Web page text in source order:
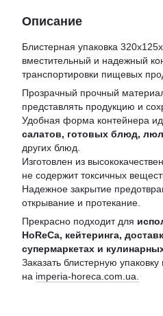
Описание
Блистерная упаковка
вместительный и надежный
транспортировки пищевых
Прозрачный прочный
представлять продукцию и
Удобная форма контейнера
салатов, готовых блюд,
других блюд.
Изготовлен из
не содержит токсичных
Надежное закрытие
открывание и протекание.
Прекрасно подходит для
HoReCa, кейтеринга,
супермаркетах и
Заказать блистерную
на imperia-horeca.com.ua.